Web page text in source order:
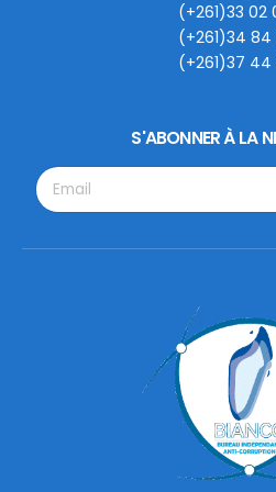
(+261)33 02
(+261)34 84
(+261)37 44
S'ABONNER À LA